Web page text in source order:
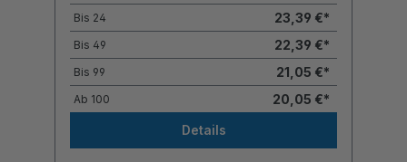
Bis 24 23,39 €*
Bis 49 22,39 €*
Bis 99 21,05 €*
Ab 100
20,05 €*
Details